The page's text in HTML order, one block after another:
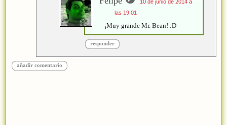
10 de junio de 2014 a
las 19:01
¡Muy grande Mr. Bean! :D
responder
añadir comentario